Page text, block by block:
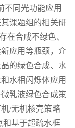
不同光功能应用
课题组的相关研
在合成不绿色、
应用等瓶颈，介
的绿色合成、水
水相闪烁体应用
乳液绿色合成策
/无机核壳策略
和基于超疏水框